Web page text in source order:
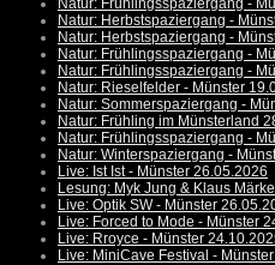
Natur: Frühlingsspaziergang -
Natur: Herbstspaziergang -
Natur: Herbstspaziergang -
Natur: Frühlingsspaziergang -
Natur: Frühlingsspaziergang -
Natur: Rieselfelder - Münster
Natur: Sommerspaziergang -
Natur: Frühling im Münsterland
Natur: Frühlingsspaziergang -
Natur: Winterspaziergang -
Live: Ist Ist - Münster 26.05.2026
Lesung: Myk Jung & Klaus
Live: Optik SW - Münster
Live: Forced to Mode - Münster
Live: Rroyce - Münster
Live: MiniCave Festival -